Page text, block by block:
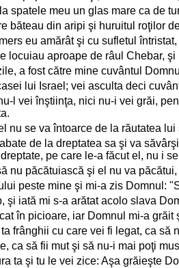
spatele meu un glas mare ca de
băteau din aripi şi huruitul roţilor
eu amărât şi cu sufletul
locuiau aproape de râul Chebar,
a fost către mine cuvântul
lui Israel; vei asculta deci
l vei înştiinţa, nici nu-i vei grăi,
nu se va întoarce de la răutatea
de la dreptatea sa şi va
pe care le-a făcut el, nu i
nu păcătuiască şi el nu va
peste mine şi mi-a zis Domnul:
şi iată mi s-a arătat acolo slava
în picioare, iar Domnul mi-a
frânghii cu care vei fi legat, ca să
ca să fii mut şi să nu-i mai poţi
ta şi tu le vei zice: Aşa grăieşte